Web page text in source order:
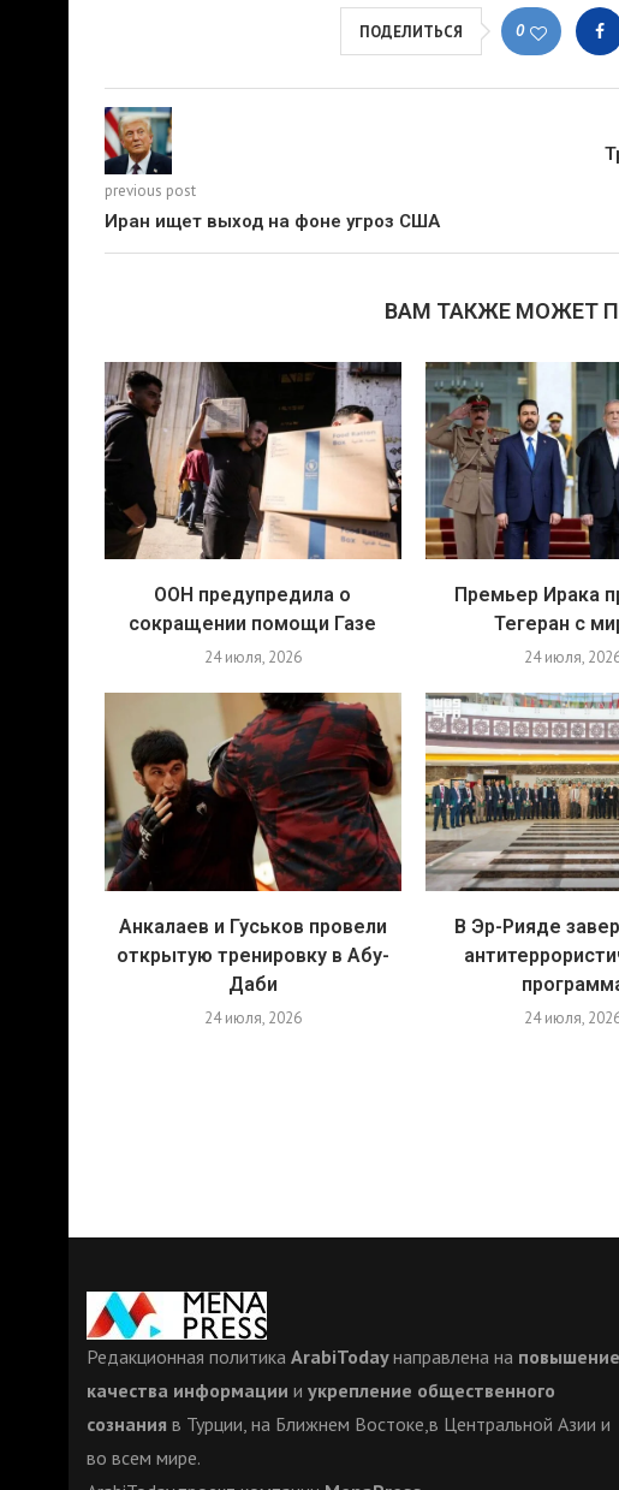
ПОДЕЛИТЬСЯ 0
previous post
Иран ищет выход на фоне угроз США
ВАМ ТАКЖЕ МОЖЕТ
ООН предупредила о
сокращении помощи Газе
24 июля, 2026
Премьер Ирака
Тегеран с
24 июля,
Анкалаев и Гуськов провели
открытую тренировку в Абу-
Даби
24 июля, 2026
В Эр-Рияде
24 июля,
Редакционная политика ArabiTodayнаправлена на повышение
качества информации и укрепление общественного
сознания в Турции, на Ближнем Востоке,в Центральной Азии и
во всем мире.